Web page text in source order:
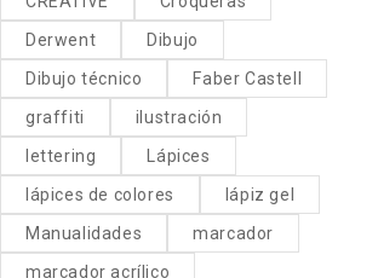
Derwent
Dibujo
Dibujo técnico
Faber Castell
graffiti
ilustración
lettering
Lápices
lápices de colores
lápiz gel
Manualidades
marcador
marcador acrílico